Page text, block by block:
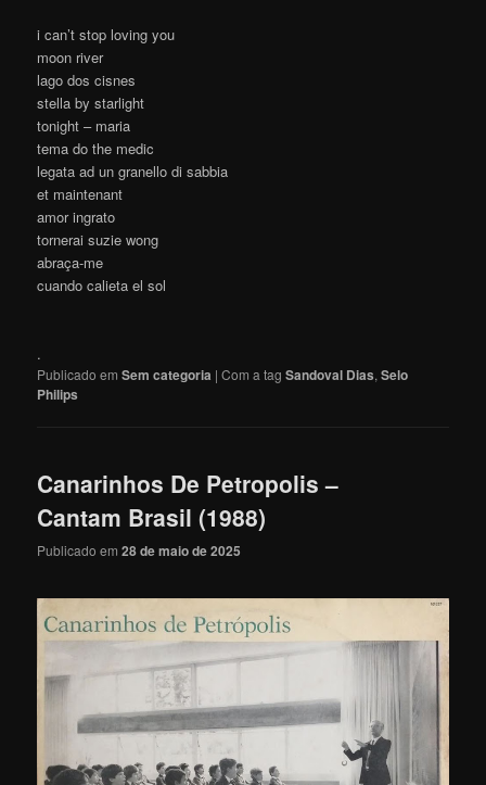
i can’t stop loving you
moon river
lago dos cisnes
stella by starlight
tonight – maria
tema do the medic
legata ad un granello di sabbia
et maintenant
amor ingrato
tornerai suzie wong
abraça-me
cuando calieta el sol
.
Publicado em Sem categoria |Com a tagSandoval Dias,Selo
Philips
Canarinhos De Petropolis –
Cantam Brasil (1988)
Publicado em28 de maio de 2025